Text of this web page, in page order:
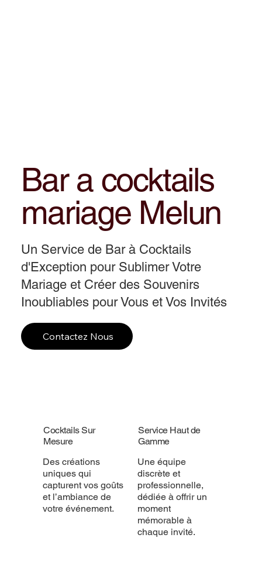
Cocktails Sur
Mesure
Des créations
uniques qui
capturent vos goûts
et l’ambiance de
votre événement.
Service Haut de
Gamme
Une équipe
discrète et
professionnelle,
dédiée à offrir un
moment
mémorable à
chaque invité.
Bar a cocktails
mariage Melun
Un Service de Bar à Cocktails
d'Exception pour Sublimer Votre
Mariage et Créer des Souvenirs
Inoubliables pour Vous et Vos Invités
Contactez Nous